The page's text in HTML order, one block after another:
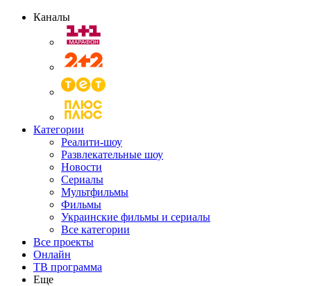
Каналы
Категории
Реалити-шоу
Развлекательные шоу
Новости
Сериалы
Мультфильмы
Фильмы
Украинские фильмы и сериалы
Все категории
Все проекты
Онлайн
ТВ программа
Еще